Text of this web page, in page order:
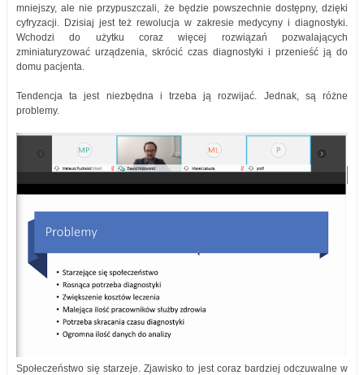
mniejszy, ale nie przypuszczali, że będzie powszechnie dostępny, dzięki
cyfryzacji. Dzisiaj jest też rewolucja w zakresie medycyny i diagnostyki.
Wchodzi do użytku coraz więcej rozwiązań pozwalających
zminiaturyzować urządzenia, skrócić czas diagnostyki i przenieść ją do
domu pacjenta.
Tendencja ta jest niezbędna i trzeba ją rozwijać. Jednak, są różne
problemy.
Społeczeństwo się starzeje. Zjawisko to jest coraz bardziej odczuwalne w